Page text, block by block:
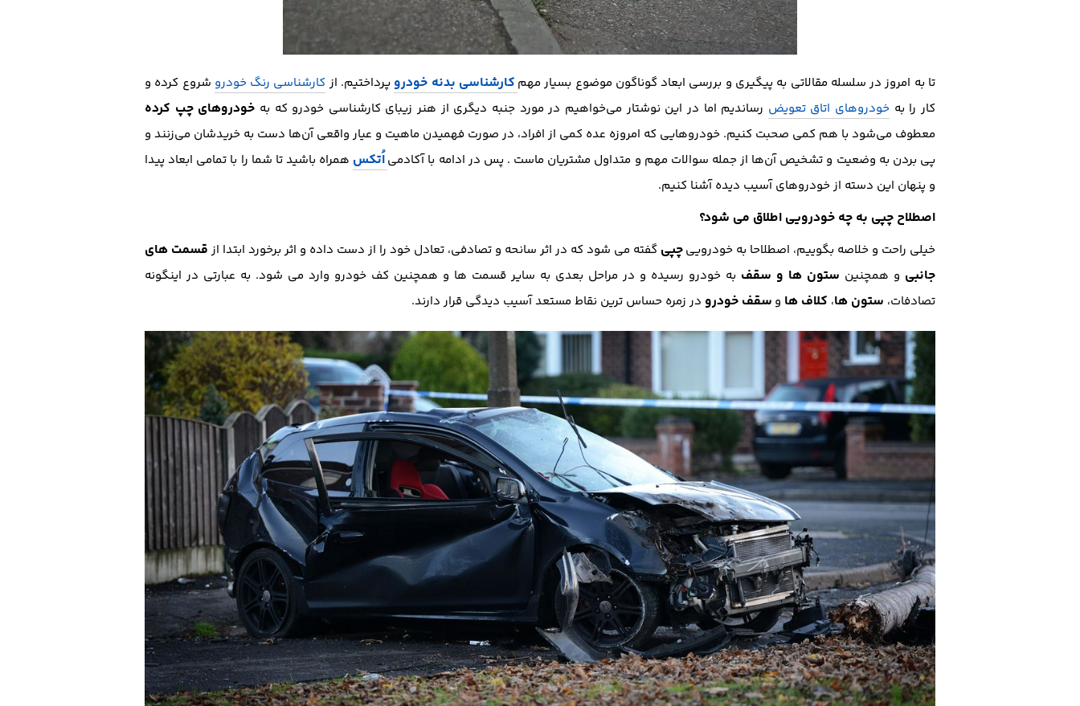
تا به امروز در سلسله مقالاتی به پیگیری و بررسی ابعاد گوناگون موضوع بسیار مهم کارشناسی بدنه خودرو پرداختیم. ازکارشناسی رنگ خودرو شروع کرده و
کار را به خودروهای اتاق تعویض رساندیم اما در این نوشتار می‌خواهیم در مورد جنبه دیگری از هنر زیبای کارشناسی خودرو که به خودروهای چپ کرده
معطوف می‌شود با هم کمی صحبت کنیم. خودروهایی که امروزه عده کمی از افراد، در صورت فهمیدن ماهیت و عیار واقعی آن‌ها دست به خریدشان می‌زنند و
پی بردن به وضعیت و تشخیص آن‌ها از جمله سوالات مهم و متداول مشتریان ماست . پس در ادامه با آکادمیاُتکس همراه باشید تا شما را با تمامی ابعاد پیدا
و پنهان این دسته از خودرو‌های آسیب دیده آشنا کنیم.
اصطلاح چپی به چه خودرویی اطلاق می شود؟
خیلی راحت و خلاصه بگوییم، اصطلاحا به خودروییچپی گفته می شود که در اثر سانحه و تصادفی، تعادل خود را از دست داده و اثر برخورد ابتدا ازقسمت های
جانبی و همچنین ستون ها و سقف به خودرو رسیده و در مراحل بعدی به سایر قسمت ها و همچنین کف خودرو وارد می شود. به عبارتی در اینگونه
تصادفات، ستون ها، کلاف ها و سقف خودرو در زمره حساس ترین نقاط مستعد آسیب دیدگی قرار دارند.